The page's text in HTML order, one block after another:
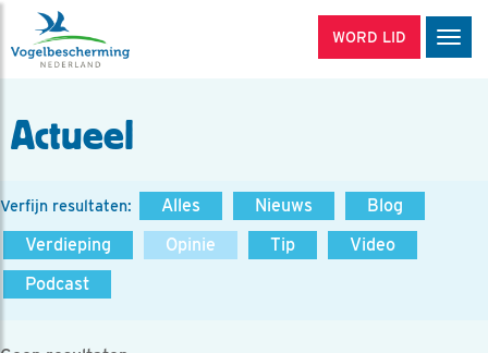
WORD LID
Actueel
Verfijn resultaten: Alles Nieuws
Blog
Verdieping
Opinie Tip
Video
Podcast